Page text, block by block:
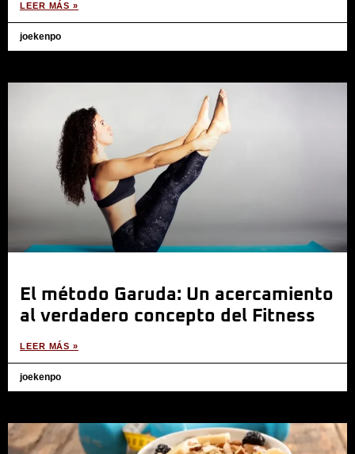
LEER MÁS »
joekenpo
El método Garuda: Un acercamiento
al verdadero concepto del Fitness
LEER MÁS »
joekenpo